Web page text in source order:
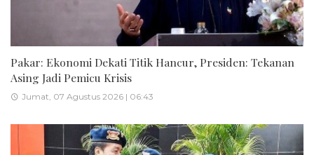
Pakar: Ekonomi Dekati Titik Hancur, Presiden: Tekanan
Asing Jadi Pemicu Krisis
Jumat, 07 Agustus 2026 | 06:43